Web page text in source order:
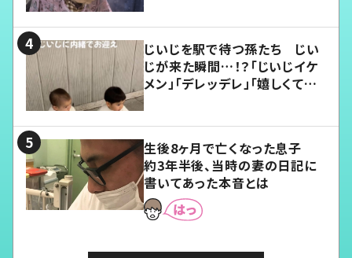
じいじを駅で待つ孫たち じい
じが来た瞬間…！？「じいじイケ
メン」「デレッデレ」「嬉しくて可
生後8ヶ月で亡くなった息子
約3年半後、当時の妻の日記に
書いてあった本音とは